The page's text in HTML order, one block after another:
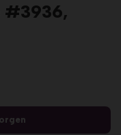
#3936,